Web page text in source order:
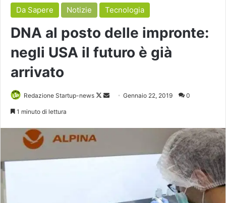
Da Sapere Notizie Tecnologia
DNA al posto delle impronte:
negli USA il futuro è già
arrivato
Redazione Startup-news
Follow
Invia Gennaio 22, 2019 0
1 minuto di lettura